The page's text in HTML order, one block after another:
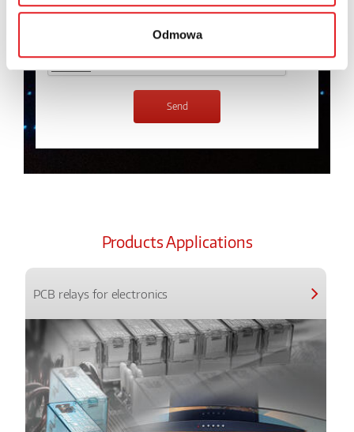
Odmowa
Products Applications
PCB relays for electronics